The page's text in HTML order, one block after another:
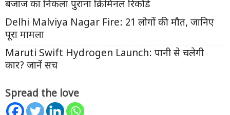
बजाज का निकला पुराना क्रिमिनल रिकॉर्ड
Delhi Malviya Nagar Fire: 21 लोगों की मौत, जानिए
पूरा मामला
Maruti Swift Hydrogen Launch: पानी से चलेगी
कार? जानें सच
Spread the love